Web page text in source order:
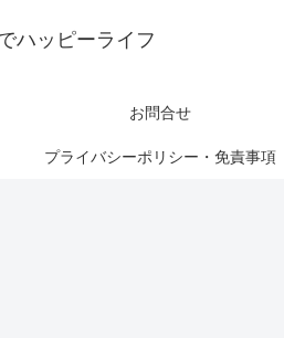
ハッピーライフ
お問合せ
プライバシーポリシー・免責事項